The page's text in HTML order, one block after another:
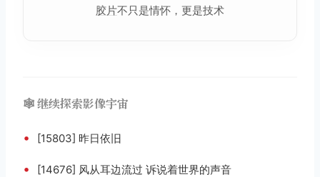
胶片不只是情怀，更是技术
🕸️ 继续探索影像宇宙
• [15803] 昨日依旧
• [14676] 风从耳边流过 诉说着世界的声音